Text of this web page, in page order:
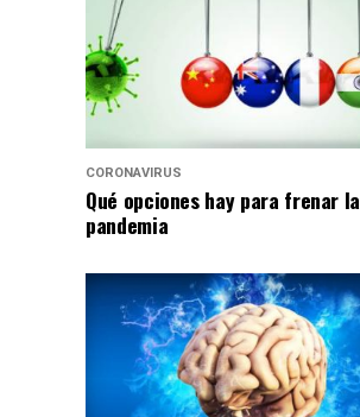
CORONAVIRUS
Qué opciones hay para frenar la
pandemia